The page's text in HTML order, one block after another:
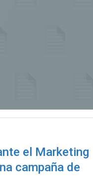
el Marketing
campaña de